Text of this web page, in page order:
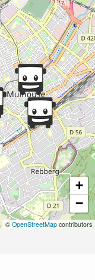
+
−
© OpenStreetMap contributors